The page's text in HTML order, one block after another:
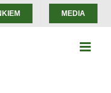
MEDIA